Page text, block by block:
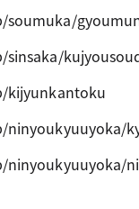
kijyunkantoku